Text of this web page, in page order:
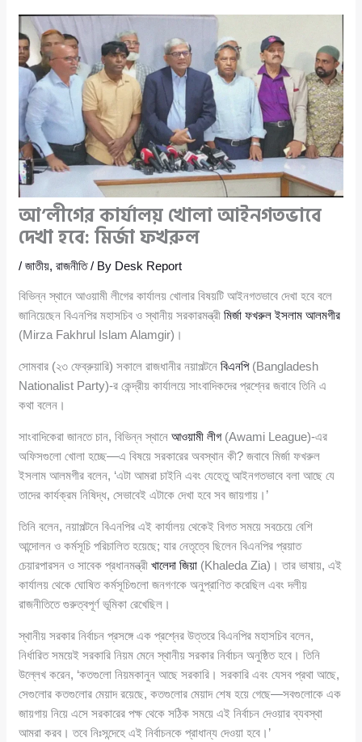
আ’লীগের কার্যালয় খোলা আইনগতভাবে
দেখা হবে: মির্জা ফখরুল
/জাতীয়,রাজনীতি/ By Desk Report
বিভিন্ন স্থানে আওয়ামী লীগের কার্যালয় খোলার বিষয়টি আইনগতভাবে দেখা হবে বলে
জানিয়েছেন বিএনপির মহাসচিব ও স্থানীয় সরকারমন্ত্রীমির্জা ফখরুল ইসলাম আলমগীর
(Mirza Fakhrul Islam Alamgir)।
সোমবার (২৩ ফেব্রুয়ারি) সকালে রাজধানীর নয়াপল্টনেবিএনপি(Bangladesh
Nationalist Party)-র কেন্দ্রীয় কার্যালয়ে সাংবাদিকদের প্রশ্নের জবাবে তিনি এ
কথা বলেন।
সাংবাদিকেরা জানতে চান, বিভিন্ন স্থানেআওয়ামী লীগ (Awami League)-এর
অফিসগুলো খোলা হচ্ছে—এ বিষয়ে সরকারের অবস্থান কী? জবাবে মির্জা ফখরুল
ইসলাম আলমগীর বলেন, ‘এটা আমরা চাইনি এবং যেহেতু আইনগতভাবে বলা আছে যে
তাদের কার্যক্রম নিষিদ্ধ, সেভাবেই এটাকে দেখা হবে সব জায়গায়।’
তিনি বলেন, নয়াপল্টনে বিএনপির এই কার্যালয় থেকেই বিগত সময়ে সবচেয়ে বেশি
আন্দোলন ও কর্মসূচি পরিচালিত হয়েছে; যার নেতৃত্বে ছিলেন বিএনপির প্রয়াত
চেয়ারপারসন ও সাবেক প্রধানমন্ত্রীখালেদা জিয়া (Khaleda Zia)। তার ভাষায়, এই
কার্যালয় থেকে ঘোষিত কর্মসূচিগুলো জনগণকে অনুপ্রাণিত করেছিল এবং দলীয়
রাজনীতিতে গুরুত্বপূর্ণ ভূমিকা রেখেছিল।
স্থানীয় সরকার নির্বাচন প্রসঙ্গে এক প্রশ্নের উত্তরে বিএনপির মহাসচিব বলেন,
নির্ধারিত সময়েই সরকারি নিয়ম মেনে স্থানীয় সরকার নির্বাচন অনুষ্ঠিত হবে। তিনি
উল্লেখ করেন, ‘কতগুলো নিয়মকানুন আছে সরকারি। সরকারি এবং যেসব প্রথা আছে,
সেগুলোর কতগুলোর মেয়াদ রয়েছে, কতগুলোর মেয়াদ শেষ হয়ে গেছে—সবগুলোকে এক
জায়গায় নিয়ে এসে সরকারের পক্ষ থেকে সঠিক সময়ে এই নির্বাচন দেওয়ার ব্যবস্থা
আমরা করব। তবে নিঃসন্দেহে এই নির্বাচনকে প্রাধান্য দেওয়া হবে।’